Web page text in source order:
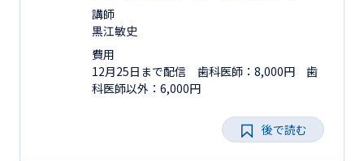
講師
黒江敏史
費用
12月25日まで配信 歯科医師：8,000円 歯
科医師以外：6,000円
後で読む